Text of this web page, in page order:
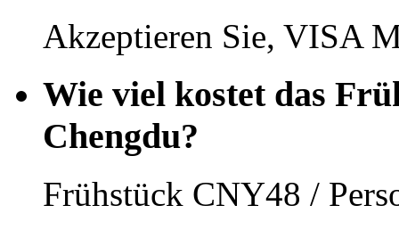
Akzeptieren Sie, VISA
Wie viel kostet das
Chengdu?
Frühstück CNY48 /